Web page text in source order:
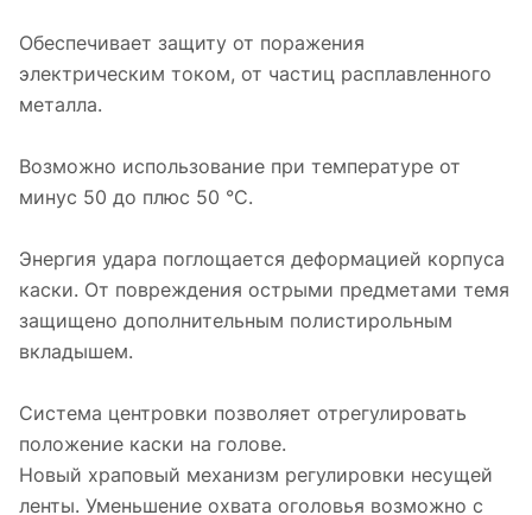
Обеспечивает защиту от поражения
электрическим током, от частиц расплавленного
металла.
Возможно использование при температуре от
минус 50 до плюс 50 °С.
Энергия удара поглощается деформацией корпуса
каски. От повреждения острыми предметами темя
защищено дополнительным полистирольным
вкладышем.
Система центровки позволяет отрегулировать
положение каски на голове.
Новый храповый механизм регулировки несущей
ленты. Уменьшение охвата оголовья возможно с